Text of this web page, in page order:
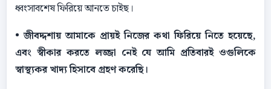
ধ্বংসাবশেষ ফিরিয়ে আনতে চাইছ।
• জীবদ্দশায় আমাকে প্রায়ই নিজের কথা ফিরিয়ে নিতে হয়েছে,
এবং স্বীকার করতে লজ্জা নেই যে আমি প্রতিবারই ওগুলিকে
স্বাস্থ্যকর খাদ্য হিসাবে গ্রহণ করেছি।